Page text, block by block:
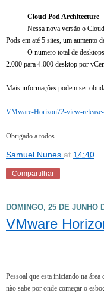
Cloud Pod Architecture
Nessa nova versão o
Pods em até 5 sites, um aumento
O numero total de
2.000 para 4.000 desktop por
Mais informações podem ser
VMware-Horizon72-view-
Obrigado a todos.
Samuel Nunes at 14:40
Compartilhar
DOMINGO, 25 DE JUNHO
VMware
Pessoal que esta iniciando na
não sabe por onde começar o